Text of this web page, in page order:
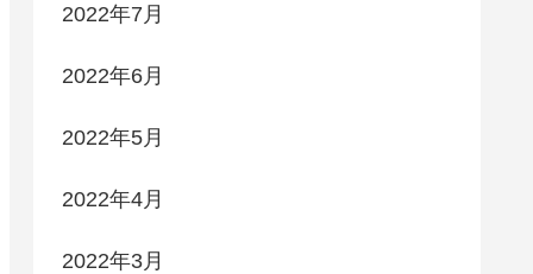
2022年7月
2022年6月
2022年5月
2022年4月
2022年3月